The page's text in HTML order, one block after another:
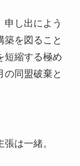
申し出によう
築を図ること
短縮する極め
の同盟破棄と
は一緒。